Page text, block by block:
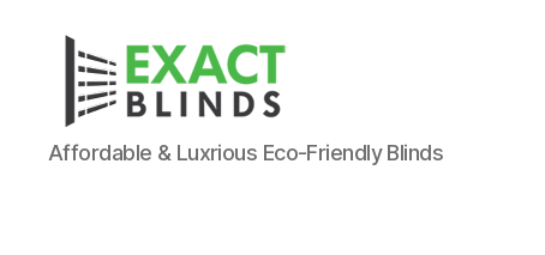
Affordable & Luxrious Eco-Friendly Blinds